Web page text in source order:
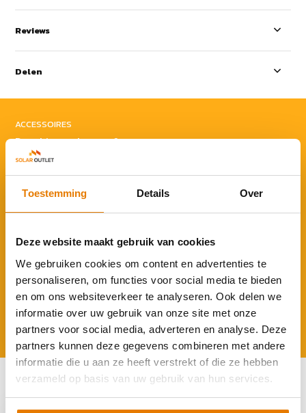
Toestemming Details Over
Deze website maakt gebruik van cookies
We gebruiken cookies om content en advertenties te
personaliseren, om functies voor social media te bieden
en om ons websiteverkeer te analyseren. Ook delen we
informatie over uw gebruik van onze site met onze
partners voor social media, adverteren en analyse. Deze
partners kunnen deze gegevens combineren met andere
informatie die u aan ze heeft verstrekt of die ze hebben
verzameld op basis van uw gebruik van hun services.
Reviews
Delen
ACCESSOIRES
Rond je aankoop af
Zendure SolarFlow 2400AC
thuisbatterij 2.9 kWh
€ 1.049,- € 949,-
Recent bekeken